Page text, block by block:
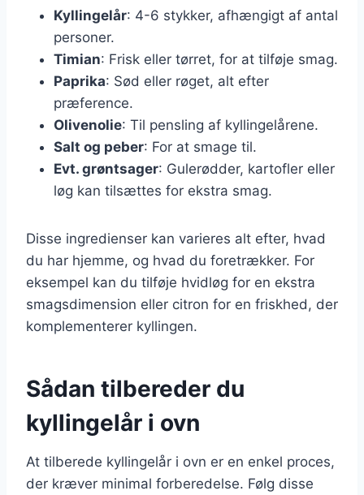
Kyllingelår: 4-6 stykker, afhængigt af antal
personer.
Timian: Frisk eller tørret, for at tilføje smag.
Paprika: Sød eller røget, alt efter
præference.
Olivenolie: Til pensling af kyllingelårene.
Salt og peber: For at smage til.
Evt. grøntsager: Gulerødder, kartofler eller
løg kan tilsættes for ekstra smag.
Disse ingredienser kan varieres alt efter, hvad
du har hjemme, og hvad du foretrækker. For
eksempel kan du tilføje hvidløg for en ekstra
smagsdimension eller citron for en friskhed, der
komplementerer kyllingen.
Sådan tilbereder du
kyllingelår i ovn
At tilberede kyllingelår i ovn er en enkel proces,
der kræver minimal forberedelse. Følg disse